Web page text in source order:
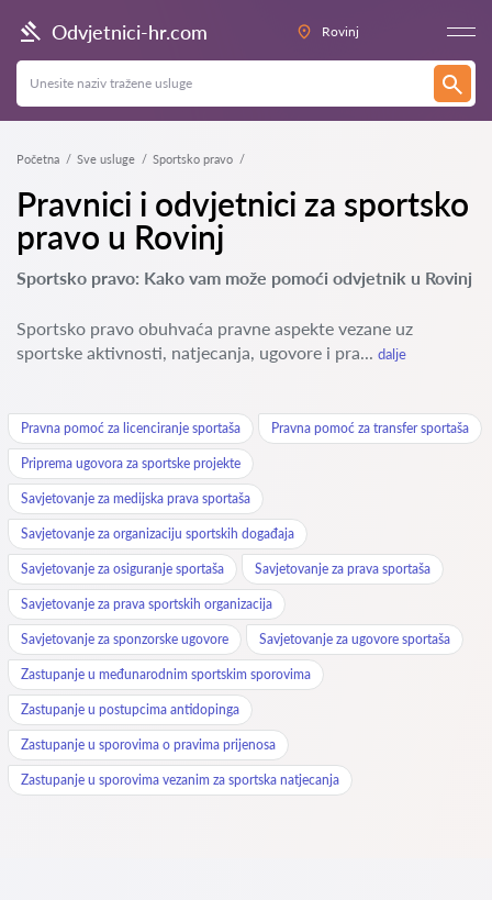
Odvjetnici-hr.com Rovinj
Početna Sve usluge Sportsko pravo
Pravnici i odvjetnici za sportsko
pravo u Rovinj
Sportsko pravo: Kako vam može pomoći odvjetnik u Rovinj
Sportsko pravo obuhvaća pravne aspekte vezane uz
sportske aktivnosti, natjecanja, ugovore i pra... dalje
Pravna pomoć za licenciranje sportaša Pravna pomoć za transfer sportaša
Priprema ugovora za sportske projekte
Savjetovanje za medijska prava sportaša
Savjetovanje za organizaciju sportskih događaja
Savjetovanje za osiguranje sportaša Savjetovanje za prava sportaša
Savjetovanje za prava sportskih organizacija
Savjetovanje za sponzorske ugovore Savjetovanje za ugovore sportaša
Zastupanje u međunarodnim sportskim sporovima
Zastupanje u postupcima antidopinga
Zastupanje u sporovima o pravima prijenosa
Zastupanje u sporovima vezanim za sportska natjecanja